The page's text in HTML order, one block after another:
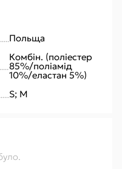
Польща
Комбін. (поліестер
85%/поліамід
10%/еластан 5%)
S; M